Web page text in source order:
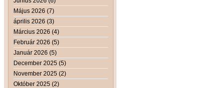
Május 2026 (7)
április 2026 (3)
Március 2026 (4)
Február 2026 (5)
Január 2026 (5)
December 2025 (5)
November 2025 (2)
Október 2025 (2)